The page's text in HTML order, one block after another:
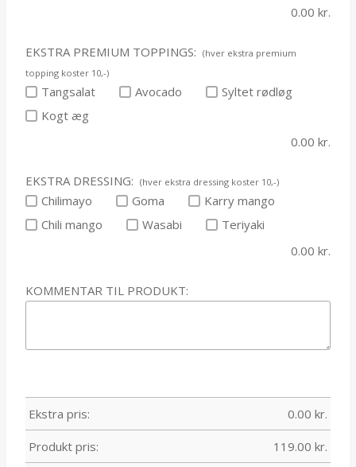
0.00 kr.
EKSTRA PREMIUM TOPPINGS: (hver ekstra premium
topping koster 10,-)
Tangsalat Avocado
Syltet rødløg
Kogt æg
0.00 kr.
EKSTRA DRESSING: (hver ekstra dressing koster 10,-)
Chilimayo Goma
Karry mango
Chili mango
Wasabi
Teriyaki
0.00 kr.
KOMMENTAR TIL PRODUKT:
Ekstra pris: 0.00 kr.
Produkt pris: 119.00 kr.